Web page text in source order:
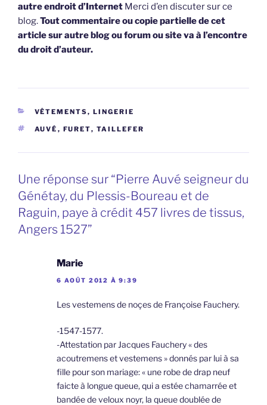
autre endroit d’Internet Merci d’en discuter sur ce
blog.Tout commentaire ou copie partielle de cet
article sur autre blog ou forum ou site va à l’encontre
du droit d’auteur.
CATÉGORIES
VÊTEMENTS, LINGERIE
ÉTIQUETTES
AUVÉ , FURET, TAILLEFER
Une réponse sur “Pierre Auvé seigneur du
Génétay, du Plessis-Boureau et de
Raguin, paye à crédit 457 livres de tissus,
Angers 1527”
Marie
6 AOÛT 2012 À 9:39
Les vestemens de noçes de Françoise Fauchery.
-1547-1577.
-Attestation par Jacques Fauchery « des
acoutremens et vestemens » donnés par lui à sa
fille pour son mariage: « une robe de drap neuf
faicte à longue queue, qui a estée chamarrée et
bandée de veloux noyr, la queue doublée de